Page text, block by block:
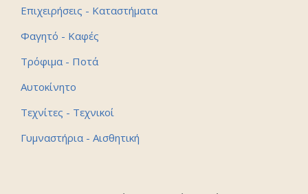
Επιχειρήσεις - Καταστήματα
Φαγητό - Καφές
Τρόφιμα - Ποτά
Αυτοκίνητο
Τεχνίτες - Τεχνικοί
Γυμναστήρια - Αισθητική